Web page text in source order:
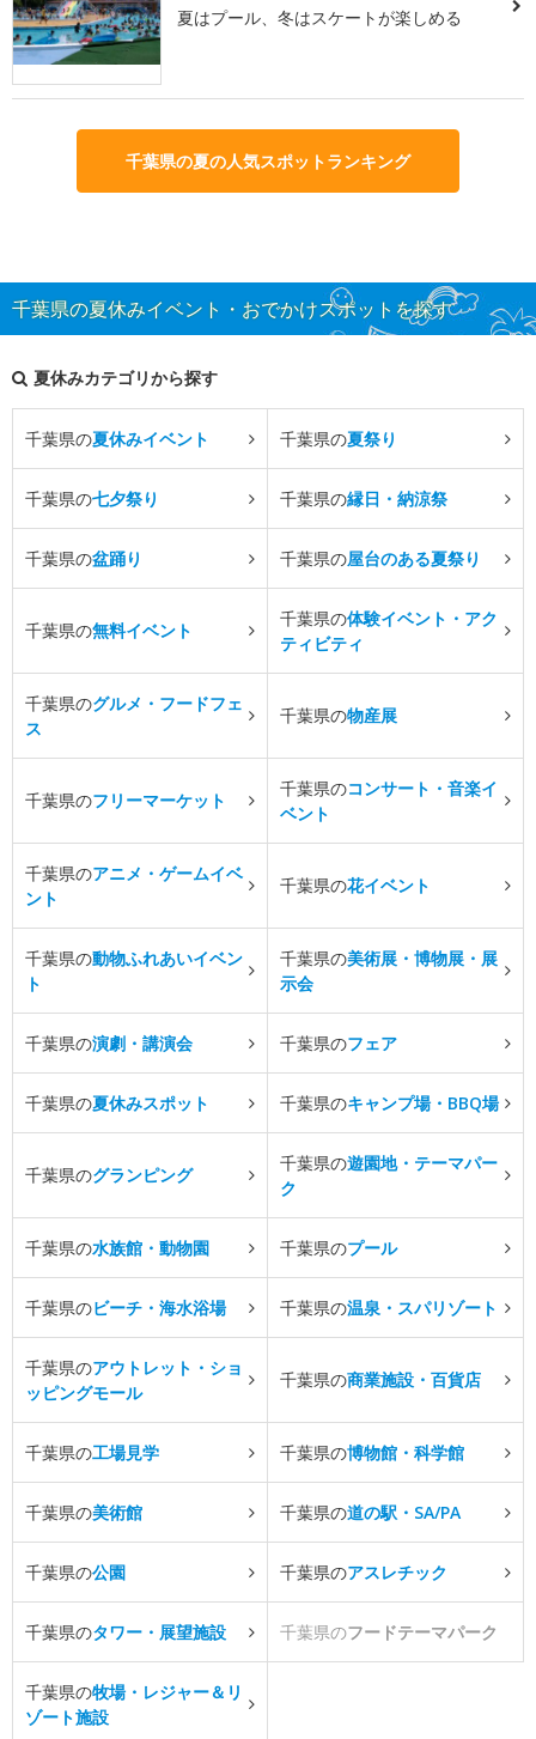
夏はプール、冬はスケートが楽しめる
千葉県の夏の人気スポットランキング
千葉県の夏休みイベント・おでかけスポットを探す
夏休みカテゴリから探す
千葉県の夏休みイベント 千葉県の夏祭り
千葉県の七夕祭り 千葉県の縁日・納涼祭
千葉県の盆踊り 千葉県の屋台のある夏祭り
千葉県の無料イベント
千葉県の体験イベント・アク
ティビティ
千葉県のグルメ・フードフェ
ス
千葉県の物産展
千葉県のフリーマーケット
千葉県のコンサート・音楽イ
ベント
千葉県のアニメ・ゲームイベ
ント
千葉県の花イベント
千葉県の動物ふれあいイベン
ト
千葉県の美術展・博物展・展
示会
千葉県の演劇・講演会 千葉県のフェア
千葉県の夏休みスポット 千葉県のキャンプ場・BBQ場
千葉県のグランピング
千葉県の遊園地・テーマパー
ク
千葉県の水族館・動物園 千葉県のプール
千葉県のビーチ・海水浴場 千葉県の温泉・スパリゾート
千葉県のアウトレット・ショ
ッピングモール
千葉県の商業施設・百貨店
千葉県の工場見学 千葉県の博物館・科学館
千葉県の美術館 千葉県の道の駅・SA/PA
千葉県の公園 千葉県のアスレチック
千葉県のタワー・展望施設 千葉県のフードテーマパーク
千葉県の牧場・レジャー＆リ
ゾート施設